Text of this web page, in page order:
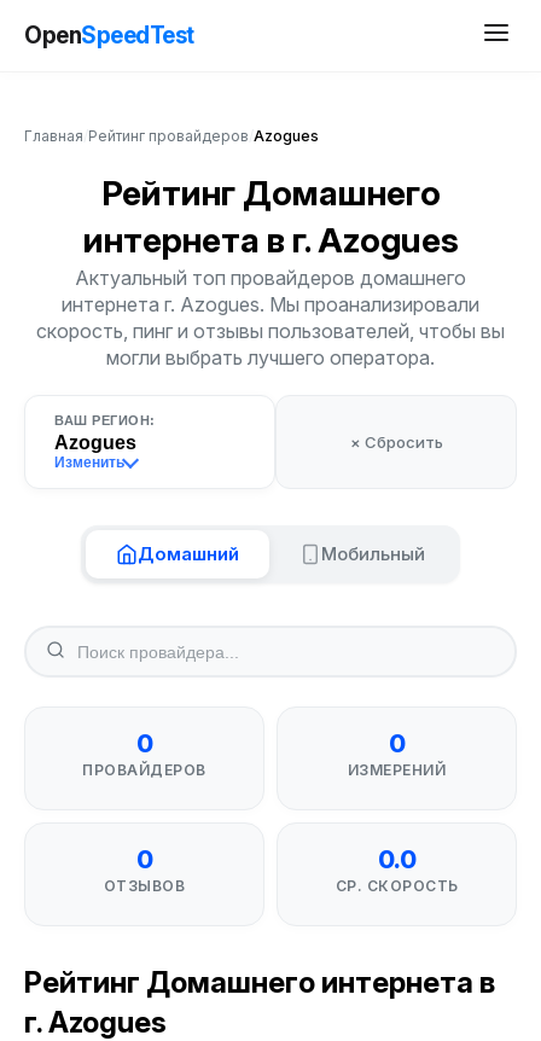
OpenSpeedTest
Главная Рейтинг провайдеров Azogues
Рейтинг Домашнего
интернета в г. Azogues
Актуальный топ провайдеров домашнего
интернета г. Azogues. Мы проанализировали
скорость, пинг и отзывы пользователей, чтобы вы
могли выбрать лучшего оператора.
ВАШ РЕГИОН:
Azogues
Изменить
× Сбросить
Домашний Мобильный
0
ПРОВАЙДЕРОВ
0
ИЗМЕРЕНИЙ
0
ОТЗЫВОВ
0.0
СР. СКОРОСТЬ
Рейтинг Домашнего интернета в
г. Azogues